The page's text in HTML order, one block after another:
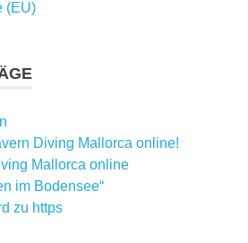
(EU)
Diving Mallorca online!
Mallorca online
im Bodensee“
zu https